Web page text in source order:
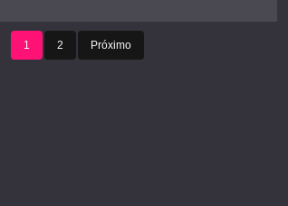
1 2 Próximo